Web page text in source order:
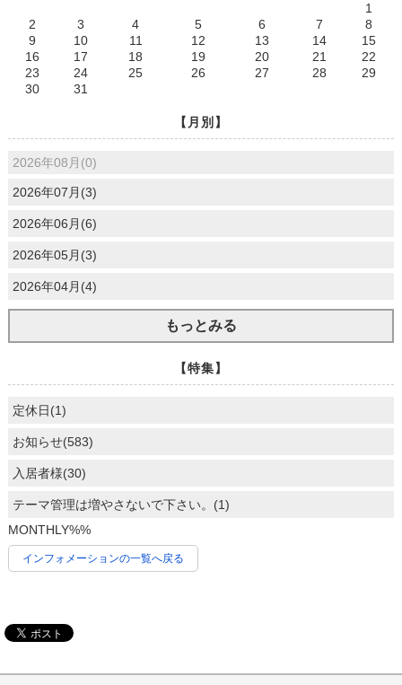
1
2
3 4 5 6 7
8
9
10 11 12 13 14
15
16
17 18 19 20 21
22
23
24 25 26 27 28
29
30
31
【月別】
2026年08月(0)
2026年07月(3)
2026年06月(6)
2026年05月(3)
2026年04月(4)
もっとみる
【特集】
定休日(1)
お知らせ(583)
入居者様(30)
テーマ管理は増やさないで下さい。(1)
MONTHLY%%
インフォメーションの一覧へ戻る